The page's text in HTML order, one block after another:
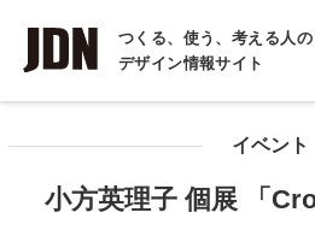
つくる、使う、考える人の
デザイン情報サイト
INTERVIEW
インタビュー
イベント
小方英理子 個展 「